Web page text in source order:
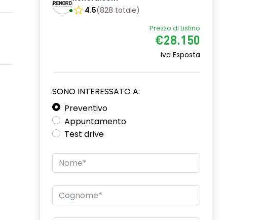
4.5(828 totale)
Prezzo di Listino
€28.150
Iva Esposta
SONO INTERESSATO A:
Preventivo
Appuntamento
Test drive